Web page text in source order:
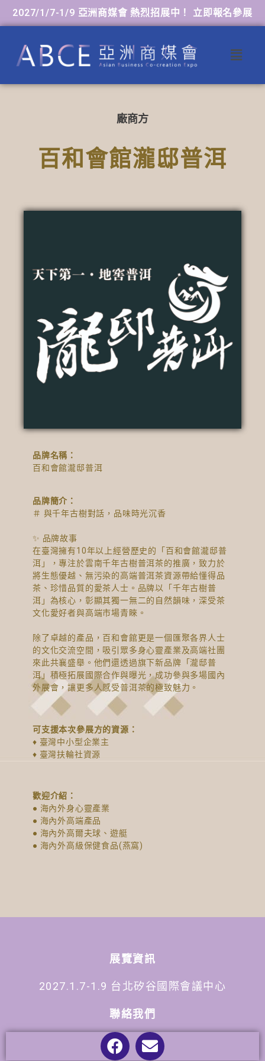
2027/1/7-1/9 亞洲商媒會 熱烈招展中！ 立即報名參展
廠商方
百和會館瀧邸普洱
品牌名稱：
百和會館瀧邸普洱
品牌簡介：
＃ 與千年古樹對話，品味時光沉香
✨ 品牌故事
在臺灣擁有10年以上經營歷史的「百和會館瀧邸普
洱」，專注於雲南千年古樹普洱茶的推廣，致力於
將生態優越、無污染的高端普洱茶資源帶給懂得品
茶、珍惜品質的愛茶人士。品牌以「千年古樹普
洱」為核心，彰顯其獨一無二的自然韻味，深受茶
文化愛好者與高端市場青睞。
除了卓越的產品，百和會館更是一個匯聚各界人士
的文化交流空間，吸引眾多身心靈產業及高端社團
來此共襄盛舉。他們還透過旗下新品牌「瀧邸普
洱」積極拓展國際合作與曝光，成功參與多場國內
外展會，讓更多人感受普洱茶的極致魅力。
可支援本次參展方的資源：
♦ 臺灣中小型企業主
♦ 臺灣扶輪社資源
歡迎介紹：
● 海內外身心靈產業
● 海內外高端產品
● 海內外高爾夫球、遊艇
● 海內外高級保健食品(燕窩)
展覽資訊
2027.1.7-1.9 台北矽谷國際會議中心
聯絡我們